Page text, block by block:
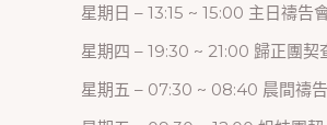
星期日 – 13:15 ~ 15:00 主日禱告
星期四 – 19:30 ~ 21:00 歸正團契
星期五 – 07:30 ~ 08:40 晨間禱